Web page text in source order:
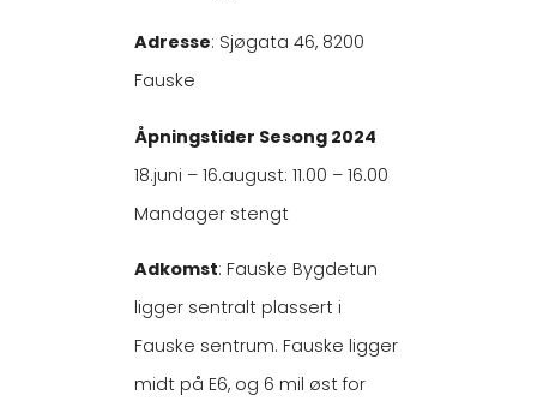
Adresse: Sjøgata 46, 8200
Fauske
Åpningstider Sesong 2024
18.juni – 16.august: 11.00 – 16.00
Mandager stengt
Adkomst: Fauske Bygdetun
ligger sentralt plassert i
Fauske sentrum. Fauske ligger
midt på E6, og 6 mil øst for